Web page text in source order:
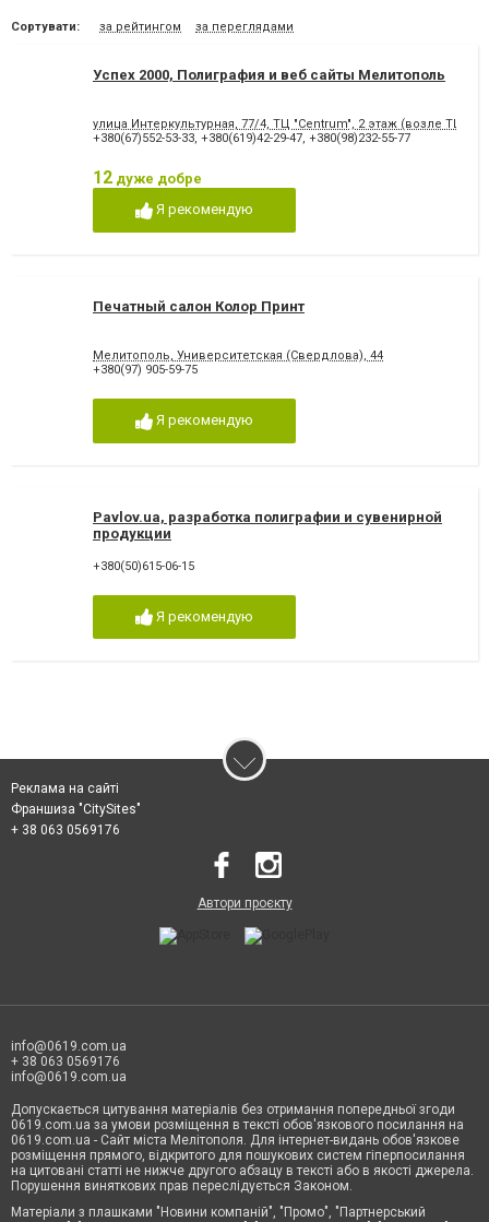
Сортувати: за рейтингом за переглядами
Успех 2000, Полиграфия и веб сайты Мелитополь
улица Интеркультурная, 77/4, ТЦ "Centrum", 2 этаж (возле ТЦ
+380(67)552-53-33, +380(619)42-29-47, +380(98)232-55-77
12 дуже добре
Я рекомендую
Печатный салон Колор Принт
Мелитополь, Университетская (Свердлова), 44
+380(97) 905-59-75
Я рекомендую
Pavlov.ua, разработка полиграфии и сувенирной
продукции
+380(50)615-06-15
Я рекомендую
Реклама на сайті
Франшиза "CitySites"
+ 38 063 0569176
Автори проєкту
info@0619.com.ua
+ 38 063 0569176
info@0619.com.ua
Допускається цитування матеріалів без отримання попередньої згоди
0619.com.ua за умови розміщення в тексті обов'язкового посилання на
0619.com.ua - Сайт міста Мелітополя. Для інтернет-видань обов'язкове
розміщення прямого, відкритого для пошукових систем гіперпосилання
на цитовані статті не нижче другого абзацу в тексті або в якості джерела.
Порушення виняткових прав переслідується Законом.
Матеріали з плашками "Новини компаній", "Промо", "Партнерський